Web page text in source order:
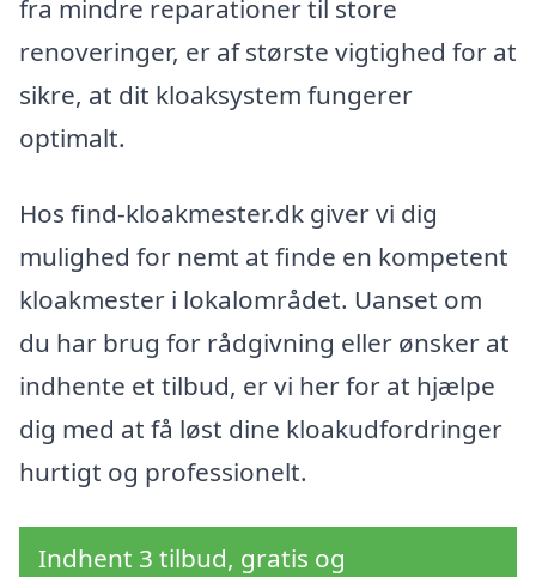
fra mindre reparationer til store
renoveringer, er af største vigtighed for at
sikre, at dit kloaksystem fungerer
optimalt.
Hos find-kloakmester.dk giver vi dig
mulighed for nemt at finde en kompetent
kloakmester i lokalområdet. Uanset om
du har brug for rådgivning eller ønsker at
indhente et tilbud, er vi her for at hjælpe
dig med at få løst dine kloakudfordringer
hurtigt og professionelt.
Indhent 3 tilbud, gratis og